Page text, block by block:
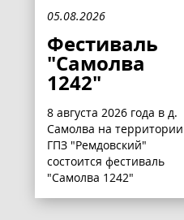
05.08.2026
Фестиваль
"Самолва
1242"
8 августа 2026 года в д.
Самолва на территории
ГПЗ "Ремдовский"
состоится фестиваль
"Самолва 1242"